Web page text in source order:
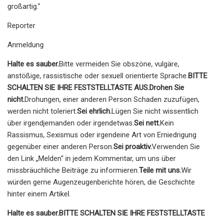
großartig."
Reporter
Anmeldung
Halte es sauber.Bitte vermeiden Sie obszöne, vulgäre,
anstößige, rassistische oder sexuell orientierte Sprache.BITTE
SCHALTEN SIE IHRE FESTSTELLTASTE AUS.Drohen Sie
nicht.Drohungen, einer anderen Person Schaden zuzufügen,
werden nicht toleriert.Sei ehrlich.Lügen Sie nicht wissentlich
über irgendjemanden oder irgendetwas.Sei nett.Kein
Rassismus, Sexismus oder irgendeine Art von Erniedrigung
gegenüber einer anderen Person.Sei proaktiv.Verwenden Sie
den Link „Melden“ in jedem Kommentar, um uns über
missbräuchliche Beiträge zu informieren.Teile mit uns.Wir
würden gerne Augenzeugenberichte hören, die Geschichte
hinter einem Artikel.
Halte es sauber.BITTE SCHALTEN SIE IHRE FESTSTELLTASTE